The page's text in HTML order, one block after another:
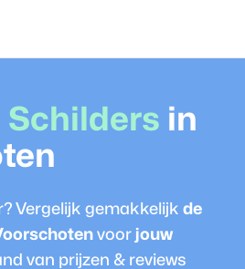
Schilders in
? Vergelijk gemakkelijk de
voor jouw
van prijzen & reviews